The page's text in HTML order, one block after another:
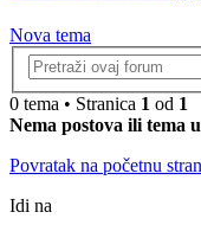
Nova tema
0 tema • Stranica 1 od 1
Nema postova ili tema
Povratak na početnu
Idi na